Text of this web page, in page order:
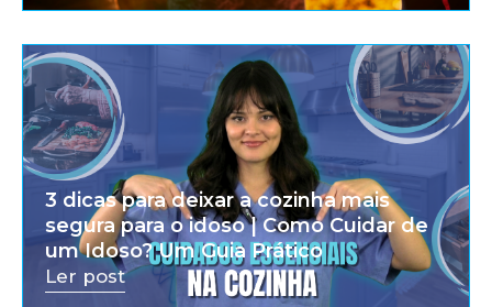
3 dicas para deixar a cozinha mais
segura para o idoso | Como Cuidar de
um Idoso? Um Guia Prático
Ler post